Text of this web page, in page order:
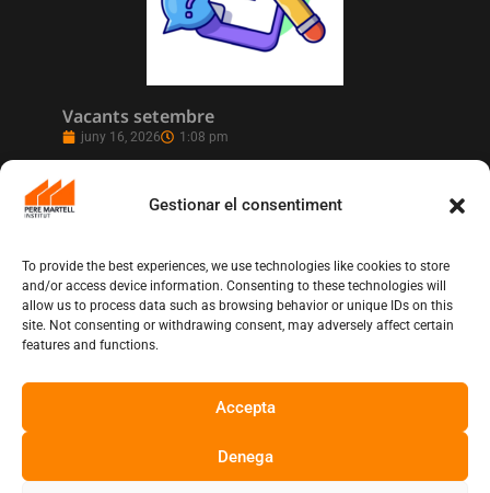
Gestionar el consentiment
To provide the best experiences, we use technologies like cookies to store
and/or access device information. Consenting to these technologies will
allow us to process data such as browsing behavior or unique IDs on this
site. Not consenting or withdrawing consent, may adversely affect certain
features and functions.
Accepta
Denega
Vacants setembre
juny 16, 2026 1:08 pm
L’Institut Pere Martell executa un projecte
10:13 am